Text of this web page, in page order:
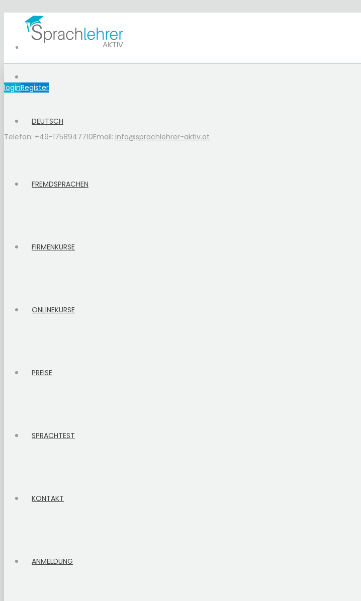
loginRegister
Telefon: +49-1758947710Email: info@sprachlehrer-aktiv.at
DEUTSCH
FREMDSPRACHEN
FIRMENKURSE
ONLINEKURSE
PREISE
SPRACHTEST
KONTAKT
ANMELDUNG